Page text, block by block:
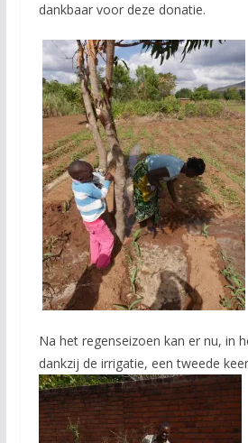
dankbaar voor deze donatie.
Na het regenseizoen kan er nu, in
dankzij de irrigatie, een tweede